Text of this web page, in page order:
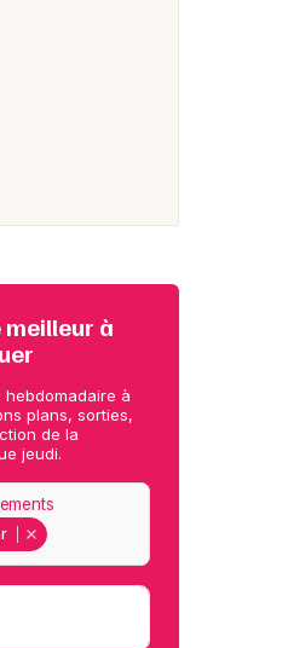
à
à
plans, sorties,
de la
jeudi.